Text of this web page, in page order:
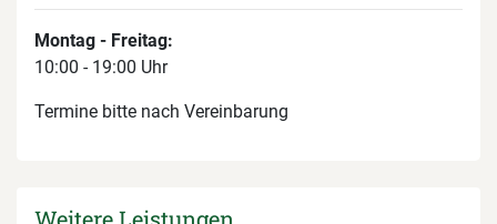
Montag - Freitag:
10:00 - 19:00 Uhr
Termine bitte nach Vereinbarung